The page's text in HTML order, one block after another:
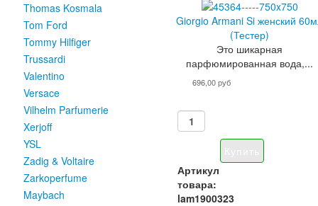
Thomas Kosmala
Tom Ford
Tommy Hilfiger
Trussardi
Valentino
Versace
Vilhelm Parfumerie
Xerjoff
YSL
Zadig & Voltaire
Zarkoperfume
Maybach
Giorgio Armani Si женский
(Тестер)
Это шикарная
парфюмированная вода,...
696,00 руб
Артикул
товара:
lam1900323